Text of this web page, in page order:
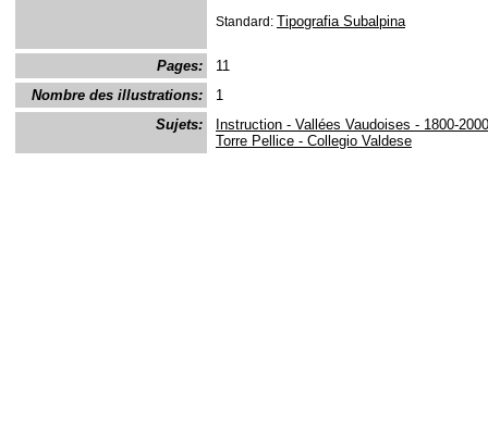
Standard: Tipografia Subalpina
Pages:
11
Nombre des illustrations:
1
Sujets:
Instruction - Vallées Vaudoises - 1800-2000
Torre Pellice - Collegio Valdese